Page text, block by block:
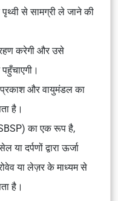
से सामग्री ले जाने की
करेगी और उसे
प्रकाश और वायुमंडल का
है।
का एक रूप है,
दर्पणों द्वारा ऊर्जा
या लेज़र के माध्यम से
है।